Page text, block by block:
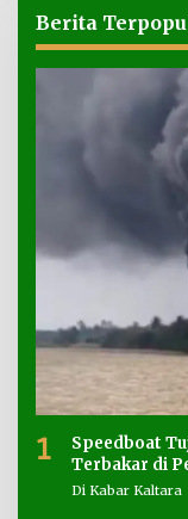
Berita
1
Speedboat
Terbakar di
Di Kabar Kaltara